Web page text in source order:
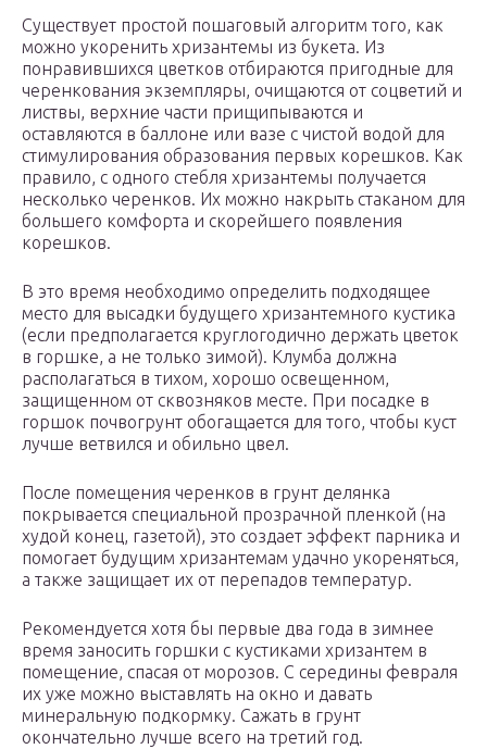
Существует простой пошаговый алгоритм того, как
можно укоренить хризантемы из букета. Из
понравившихся цветков отбираются пригодные для
черенкования экземпляры, очищаются от соцветий и
листвы, верхние части прищипываются и
оставляются в баллоне или вазе с чистой водой для
стимулирования образования первых корешков. Как
правило, с одного стебля хризантемы получается
несколько черенков. Их можно накрыть стаканом для
большего комфорта и скорейшего появления
корешков.
В это время необходимо определить подходящее
место для высадки будущего хризантемного кустика
(если предполагается круглогодично держать цветок
в горшке, а не только зимой). Клумба должна
располагаться в тихом, хорошо освещенном,
защищенном от сквозняков месте. При посадке в
горшок почвогрунт обогащается для того, чтобы куст
лучше ветвился и обильно цвел.
После помещения черенков в грунт делянка
покрывается специальной прозрачной пленкой (на
худой конец, газетой), это создает эффект парника и
помогает будущим хризантемам удачно укореняться,
а также защищает их от перепадов температур.
Рекомендуется хотя бы первые два года в зимнее
время заносить горшки с кустиками хризантем в
помещение, спасая от морозов. С середины февраля
их уже можно выставлять на окно и давать
минеральную подкормку. Сажать в грунт
окончательно лучше всего на третий год.